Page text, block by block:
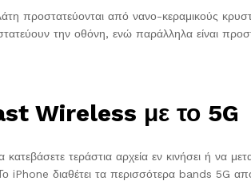
προστατεύονται από νανο-κεραμικούς
την οθόνη, ενώ παράλληλα είναι
Wireless με το 5G
τεράστια αρχεία εν κινήσει ή να
iPhone διαθέτει τα περισσότερα bands 5G